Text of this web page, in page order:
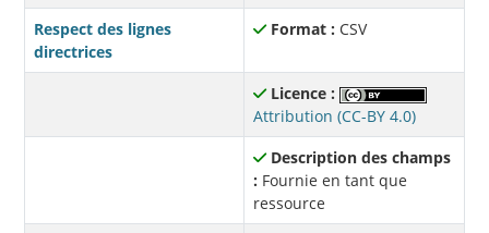
Respect des lignes
directrices
Format : CSV
Licence :
Attribution (CC-BY 4.0)
Description des champs
: Fournie en tant que
ressource